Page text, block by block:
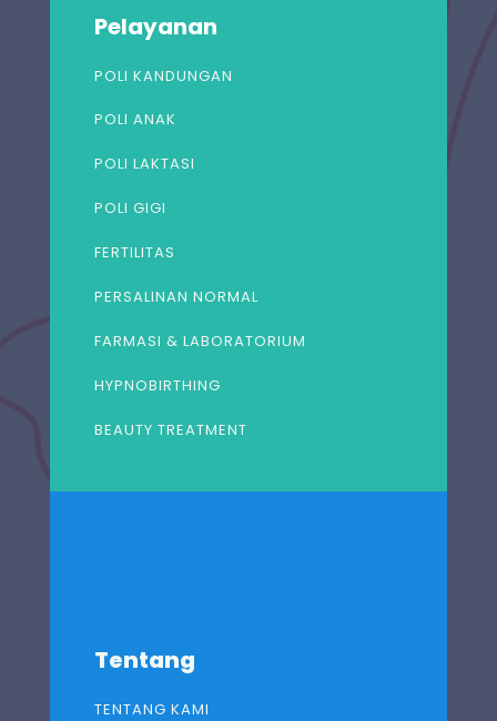
Pelayanan
POLI KANDUNGAN
POLI ANAK
POLI LAKTASI
POLI GIGI
FERTILITAS
PERSALINAN NORMAL
FARMASI & LABORATORIUM
HYPNOBIRTHING
BEAUTY TREATMENT
Tentang
TENTANG KAMI